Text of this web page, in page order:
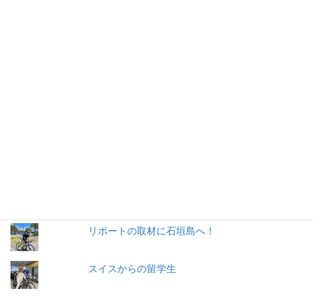
リポートの取材に石垣島へ！
スイスからの留学生